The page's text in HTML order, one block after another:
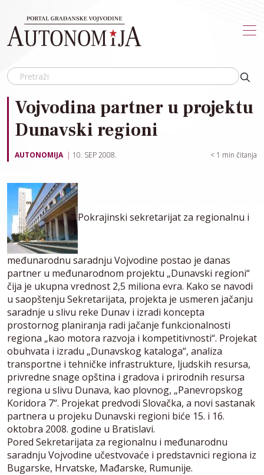
Vojvodina partner u projektu
Dunavski regioni
AUTONOMIJA 10. SEP 2008. < 1 min čitanja
Pokrajinski sekretarijat za regionalnu i
međunarodnu saradnju Vojvodine postao je danas
partner u međunarodnom projektu „Dunavski regioni“
čija je ukupna vrednost 2,5 miliona evra. Kako se navodi
u saopštenju Sekretarijata, projekta je usmeren jačanju
saradnje u slivu reke Dunav i izradi koncepta
prostornog planiranja radi jačanje funkcionalnosti
regiona „kao motora razvoja i kompetitivnosti“. Projekat
obuhvata i izradu „Dunavskog kataloga“, analiza
transportne i tehničke infrastrukture, ljudskih resursa,
privredne snage opština i gradova i prirodnih resursa
regiona u slivu Dunava, kao plovnog, „Panevropskog
Koridora 7“. Projekat predvodi Slovačka, a novi sastanak
partnera u projeku Dunavski regioni biće 15. i 16.
oktobra 2008. godine u Bratislavi.
Pored Sekretarijata za regionalnu i međunarodnu
saradnju Vojvodine učestvovaće i predstavnici regiona iz
Bugarske, Hrvatske, Mađarske, Rumunije.